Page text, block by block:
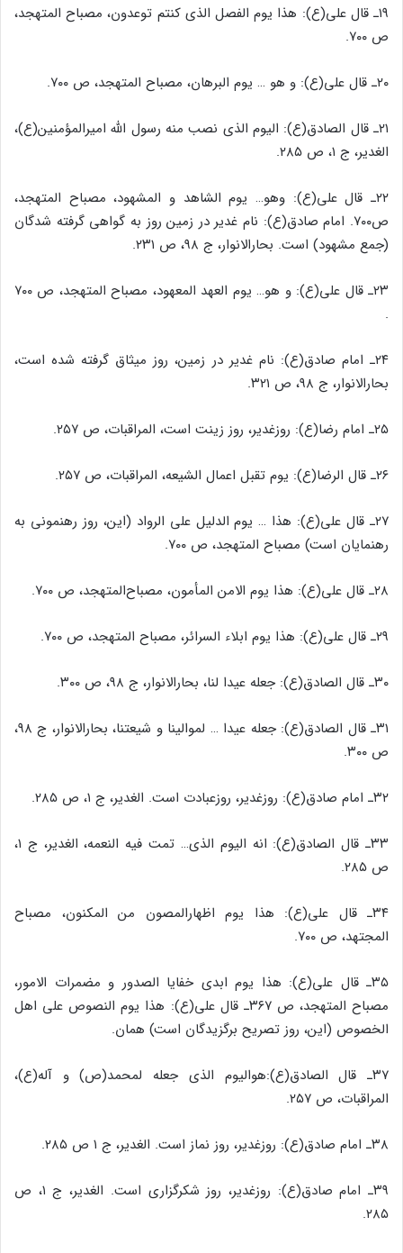
۱۹ـ قال علی(ع): هذا یوم الفصل الذی کنتم توعدون، مصباح المتهجد،
ص ۷۰۰.
۲۰ـ قال علی(ع): و هو … یوم البرهان، مصباح المتهجد، ص ۷۰۰.
۲۱ـ قال الصادق(ع): الیوم الذی نصب منه رسول الله امیرالمؤمنین(ع)،
الغدیر، ج ۱، ص ۲۸۵.
۲۲ـ قال علی(ع): وهو… یوم الشاهد و المشهود، مصباح المتهجد،
ص۷۰۰. امام صادق(ع): نام غدیر در زمین روز به گواهی گرفته شدگان
(جمع مشهود) است. بحارالانوار، ج ۹۸، ص ۲۳۱.
۲۳ـ قال علی(ع): و هو… یوم العهد المعهود، مصباح المتهجد، ص ۷۰۰
.
۲۴ـ امام صادق(ع): نام غدیر در زمین، روز میثاق گرفته شده است،
بحارالانوار، ج ۹۸، ص ۳۲۱.
۲۵ـ امام رضا(ع): روزغدیر، روز زینت است، المراقبات، ص ۲۵۷.
۲۶ـ قال الرضا(ع): یوم تقبل اعمال الشیعه، المراقبات، ص ۲۵۷.
۲۷ـ قال علی(ع): هذا … یوم الدلیل علی الرواد (این، روز رهنمونی به
رهنمایان است) مصباح المتهجد، ص ۷۰۰.
۲۸ـ قال علی(ع): هذا یوم الامن المأمون، مصباح‌المتهجد، ص ۷۰۰.
۲۹ـ قال علی(ع): هذا یوم ابلاء السرائر، مصباح المتهجد، ص ۷۰۰.
۳۰ـ قال الصادق(ع): جعله عیدا لنا، بحارالانوار، ج ۹۸، ص ۳۰۰.
۳۱ـ قال الصادق(ع): جعله عیدا … لموالینا و شیعتنا، بحارالانوار، ج ۹۸،
ص ۳۰۰.
۳۲ـ امام صادق(ع): روزغدیر، روزعبادت است. الغدیر، ج ۱، ص ۲۸۵.
۳۳ـ قال الصادق(ع): انه الیوم الذی… تمت فیه النعمه، الغدیر، ج ۱،
ص ۲۸۵.
۳۴ـ قال علی(ع): هذا یوم اظهارالمصون من المکنون، مصباح
المجتهد، ص ۷۰۰.
۳۵ـ قال علی(ع): هذا یوم ابدی خفایا الصدور و مضمرات الامور،
مصباح المتهجد، ص ۳۶۷ـ قال علی(ع): هذا یوم النصوص علی اهل
الخصوص (این، روز تصریح برگزیدگان است) همان.
۳۷ـ قال الصادق(ع):هوالیوم الذی جعله لمحمد(ص) و آله(ع)،
المراقبات، ص ۲۵۷.
۳۸ـ امام صادق(ع): روزغدیر، روز نماز است. الغدیر، ج ۱ ص ۲۸۵.
۳۹ـ امام صادق(ع): روزغدیر، روز شکرگزاری است. الغدیر، ج ۱، ص
۲۸۵.